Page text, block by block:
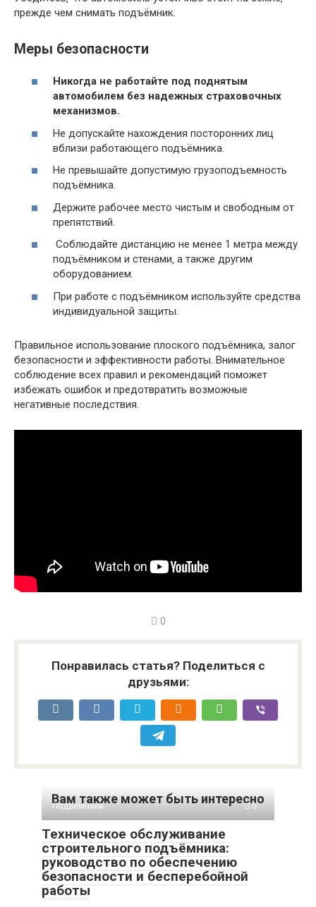
прежде чем снимать подъёмник.
Меры безопасности
Никогда не работайте под поднятым
автомобилем без надежных страховочных
механизмов.
Не допускайте нахождения посторонних лиц
вблизи работающего подъёмника.
Не превышайте допустимую грузоподъемность
подъёмника.
Держите рабочее место чистым и свободным от
препятствий.
Соблюдайте дистанцию не менее 1 метра между
подъёмником и стенами‚ а также другим
оборудованием.
При работе с подъёмником используйте средства
индивидуальной защиты.
Правильное использование плоского подъёмника, залог
безопасности и эффективности работы. Внимательное
соблюдение всех правил и рекомендаций поможет
избежать ошибок и предотвратить возможные
негативные последствия.
0
Понравилась статья? Поделиться с
друзьями:
Вам также может быть интересно
Подъемники 0
Техническое обслуживание
строительного подъёмника:
руководство по обеспечению
безопасности и бесперебойной
работы